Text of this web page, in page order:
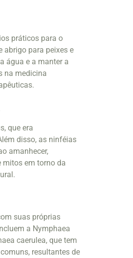
práticos para o
abrigo para peixes e
água e a manter a
na medicina
que era
disso, as ninféias
amanhecer,
mitos em torno da
suas próprias
a Nymphaea
caerulea, que tem
resultantes de